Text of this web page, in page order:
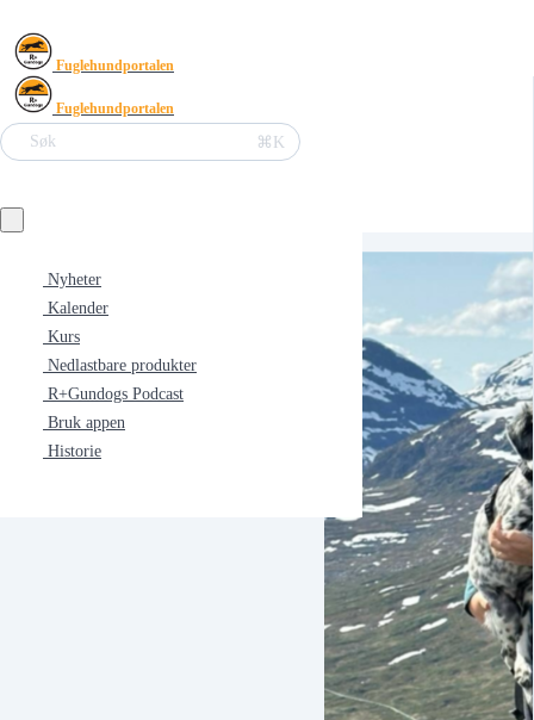
Fuglehundportalen
Fuglehundportalen
Søk ⌘K
Nyheter
Kalender
Kurs
Nedlastbare produkter
R+Gundogs Podcast
Bruk appen
Historie